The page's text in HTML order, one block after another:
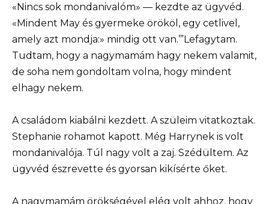
«Nincs sok mondanivalóm» — kezdte az ügyvéd.
«Mindent May és gyermeke örököl, egy cetlivel,
amely azt mondja:» mindig ott van.’”Lefagytam.
Tudtam, hogy a nagymamám hagy nekem valamit,
de soha nem gondoltam volna, hogy mindent
elhagy nekem.
A családom kiabálni kezdett. A szüleim vitatkoztak.
Stephanie rohamot kapott. Még Harrynek is volt
mondanivalója. Túl nagy volt a zaj. Szédültem. Az
ügyvéd észrevette és gyorsan kikísérte őket.
A nagymamám örökségével elég volt ahhoz, hogy